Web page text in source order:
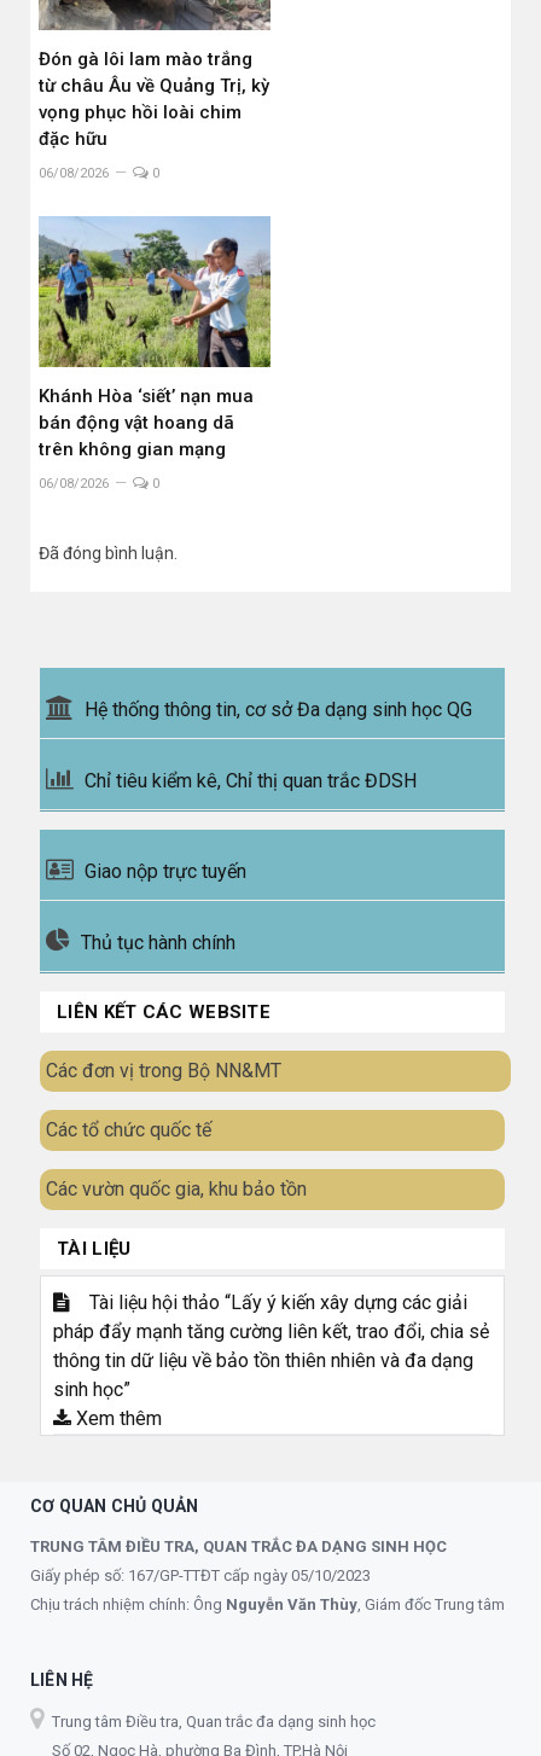
Đón gà lôi lam mào trắng
từ châu Âu về Quảng Trị, kỳ
vọng phục hồi loài chim
đặc hữu
06/08/2026 0
Khánh Hòa ‘siết’ nạn mua
bán động vật hoang dã
trên không gian mạng
06/08/2026 0
Đã đóng bình luận.
Hệ thống thông tin, cơ sở Đa dạng sinh học QG
Chỉ tiêu kiểm kê, Chỉ thị quan trắc ĐDSH
Giao nộp trực tuyến
Thủ tục hành chính
LIÊN KẾT CÁC WEBSITE
Các đơn vị trong Bộ NN&MT
Các tổ chức quốc tế
Các vườn quốc gia, khu bảo tồn
TÀI LIỆU
Tài liệu hội thảo “Lấy ý kiến xây dựng các giải
pháp đẩy mạnh tăng cường liên kết, trao đổi, chia sẻ
thông tin dữ liệu về bảo tồn thiên nhiên và đa dạng
sinh học”
Xem thêm
CƠ QUAN CHỦ QUẢN
TRUNG TÂM ĐIỀU TRA, QUAN TRẮC ĐA DẠNG SINH HỌC
Giấy phép số: 167/GP-TTĐT cấp ngày 05/10/2023
Chịu trách nhiệm chính: Ông Nguyễn Văn Thùy, Giám đốc Trung tâm
LIÊN HỆ
Trung tâm Điều tra, Quan trắc đa dạng sinh học
Số 02, Ngọc Hà, phường Ba Đình, TP.Hà Nội